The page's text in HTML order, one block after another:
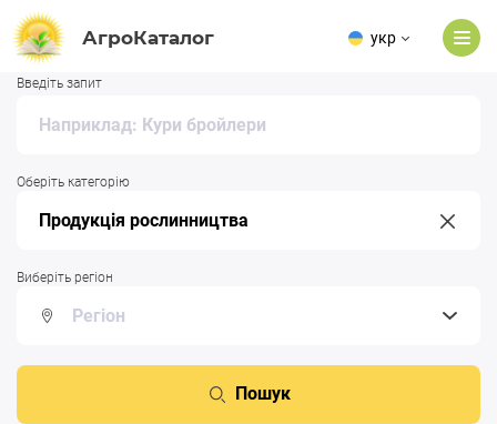
АгроКаталог укр
Введіть запит
Оберіть категорію
Виберіть регіон
Пошук